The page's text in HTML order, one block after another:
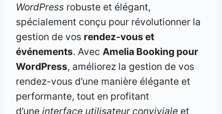
WordPress robuste et élégant,
spécialement conçu pour révolutionner la
gestion de vos rendez-vous et
événements. Avec Amelia Booking pour
WordPress, améliorez la gestion de vos
rendez-vous d’une manière élégante et
performante, tout en profitant
d’une interface utilisateur conviviale et